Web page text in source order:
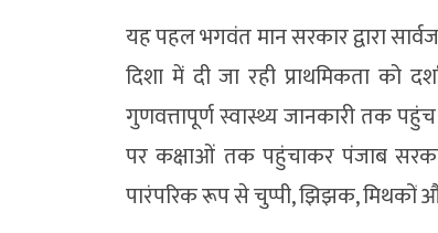
यह पहल भगवंत मान सरकार द्वारा
दिशा में दी जा रही प्राथमिकता को
गुणवत्तापूर्ण स्वास्थ्य जानकारी तक
पर कक्षाओं तक पहुंचाकर पंजाब
पारंपरिक रूप से चुप्पी, झिझक, मिथकों